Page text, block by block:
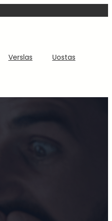
Verslas Uostas